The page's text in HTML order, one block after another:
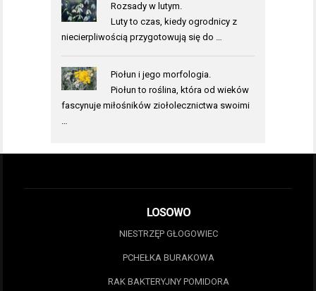
Rozsady w lutym.
Luty to czas, kiedy ogrodnicy z
niecierpliwością przygotowują się do …
Piołun i jego morfologia.
Piołun to roślina, która od wieków
fascynuje miłośników ziołolecznictwa swoimi
…
LOSOWO
NIESTRZĘP GŁOGOWIEC
PCHEŁKA BURAKOWA
RAK BAKTERYJNY POMIDORA